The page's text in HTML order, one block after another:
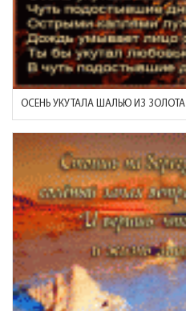
ОСЕНЬ УКУТАЛА ШАЛЬЮ ИЗ ЗОЛОТА